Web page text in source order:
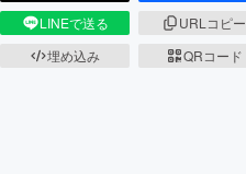
LINEで送る
URLコピー
埋め込み
QRコード